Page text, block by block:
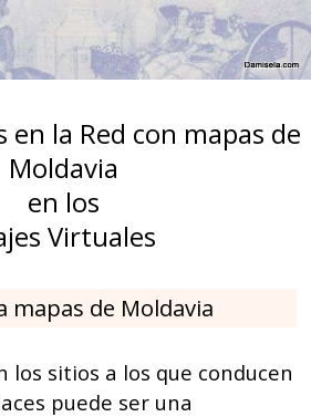
en la Red con mapas de
Moldavia
en los
Virtuales
mapas de Moldavia
los sitios a los que conducen
puede ser una